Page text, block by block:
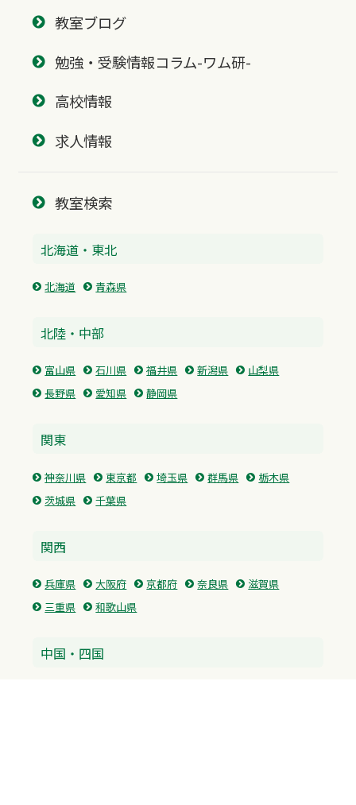
教室ブログ
勉強・受験情報コラム-ワム研-
高校情報
求人情報
教室検索
北海道・東北
北海道 青森県
北陸・中部
富山県 石川県 福井県 新潟県
山梨県
長野県
愛知県 静岡県
関東
神奈川県 東京都 埼玉県 群馬県
栃木県
茨城県
千葉県
関西
兵庫県 大阪府 京都府 奈良県
滋賀県
三重県
和歌山県
中国・四国